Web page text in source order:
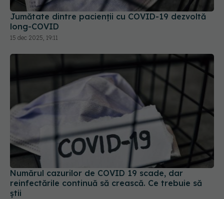
Jumătate dintre pacienții cu COVID-19 dezvoltă
long-COVID
15 dec 2025, 19:11
Numărul cazurilor de COVID 19 scade, dar
reinfectările continuă să crească. Ce trebuie să
știi